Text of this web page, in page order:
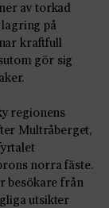
av torkad
på
kraftfull
gör sig
regionens
Multråberget,
norra fäste.
besökare från
utsikter